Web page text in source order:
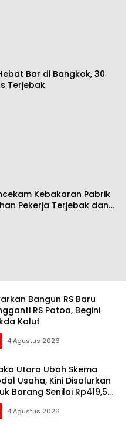
Bar di Bangkok, 30
Terjebak
Kebakaran Pabrik
Pekerja Terjebak dan
Bangun RS Baru
RS Patoa, Begini
Kolut
4 Agustus 2026
Utara Ubah Skema
Usaha, Kini Disalurkan
Barang Senilai Rp419,5
4 Agustus 2026